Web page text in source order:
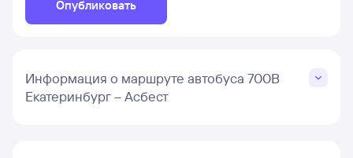
Опубликовать
Информация о маршруте автобуса 700В
Екатеринбург – Асбест